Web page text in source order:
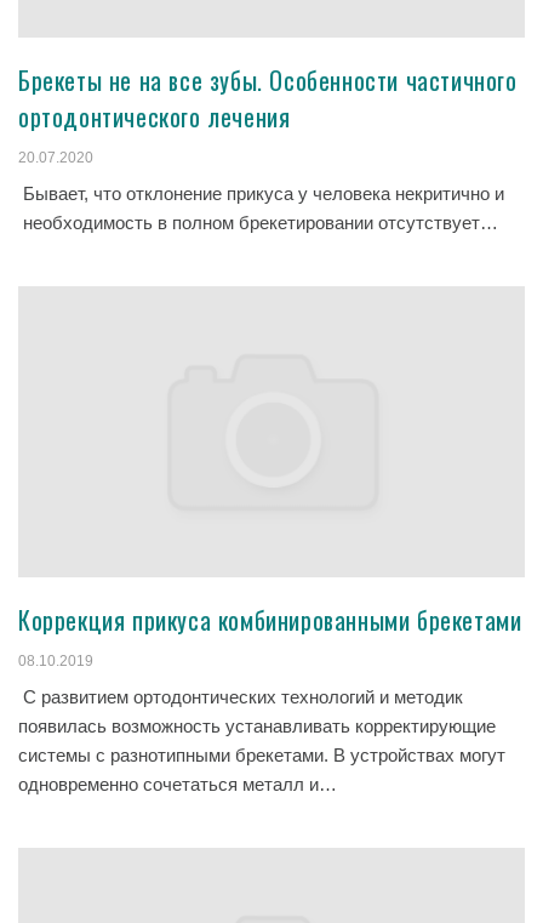
Брекеты не на все зубы. Особенности частичного
ортодонтического лечения
20.07.2020
Бывает, что отклонение прикуса у человека некритично и
необходимость в полном брекетировании отсутствует…
Коррекция прикуса комбинированными брекетами
08.10.2019
С развитием ортодонтических технологий и методик
появилась возможность устанавливать корректирующие
системы с разнотипными брекетами. В устройствах могут
одновременно сочетаться металл и…